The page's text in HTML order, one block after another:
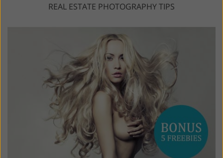
REAL ESTATE PHOTOGRAPHY TIPS